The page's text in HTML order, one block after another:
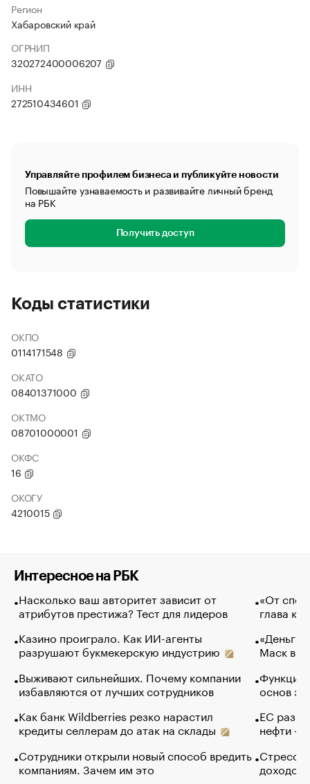
Регион
Хабаровский край
ОГРНИП
320272400006207
ИНН
272510434601
Управляйте профилем бизнеса и публикуйте новости
Повышайте узнаваемость и развивайте личный бренд
на РБК
Получить доступ
Коды статистики
ОКПО
0114171548
ОКАТО
08401371000
ОКТМО
08701000001
ОКФС
16
ОКОГУ
4210015
Интересное на РБК
Насколько ваш авторитет зависит от
атрибутов престижа? Тест для лидеров
Казино проиграло. Как ИИ-агенты
разрушают букмекерскую индустрию
Выживают сильнейших. Почему компании
избавляются от лучших сотрудников
Как банк Wildberries резко нарастил
кредиты селлерам до атак на склады
Сотрудники открыли новый способ вредить
компаниям. Зачем им это
«От
глава
«Деньги
Маск в
Функции
основ
ЕС
нефти —
Стресс
доходов